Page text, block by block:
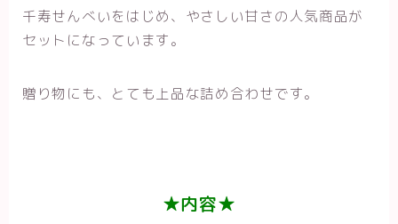
千寿せんべいをはじめ、やさしい甘さの人気商品が
セットになっています。
贈り物にも、とても上品な詰め合わせです。
★内容★